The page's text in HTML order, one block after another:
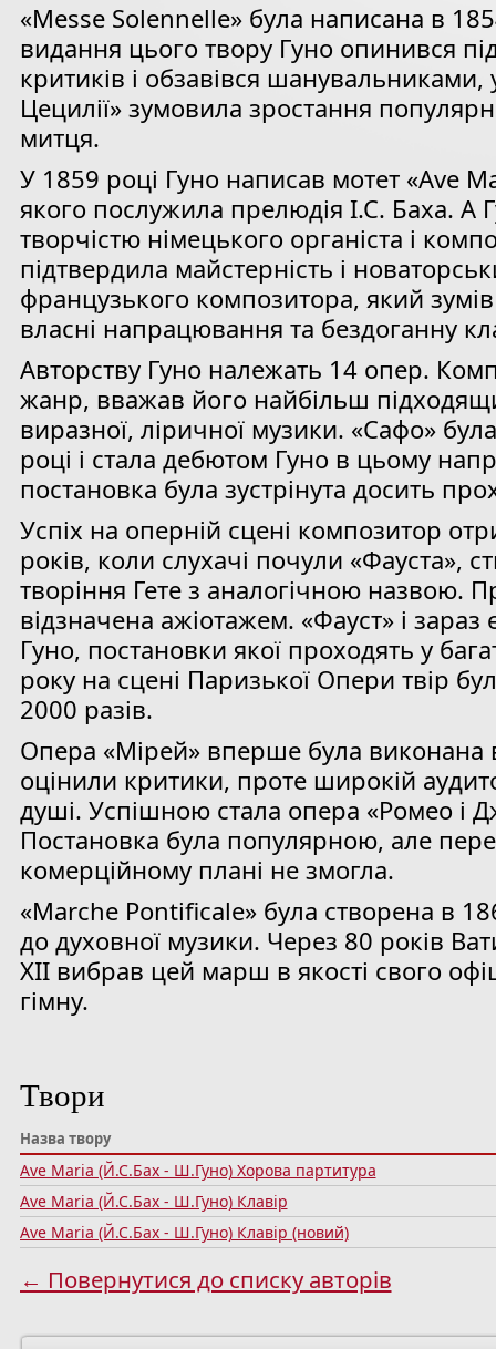
«Messe Solennelle» була написана в
видання цього твору Гуно опинився
критиків і обзавівся
Цецилії» зумовила зростання
митця.
У 1859 році Гуно написав мотет «Ave
якого послужила прелюдія І.С. Баха. А
творчістю німецького органіста і
підтвердила майстерність і
французького композитора, який
власні напрацювання та бездоганну
Авторству Гуно належать 14 опер.
жанр, вважав його найбільш
виразної, ліричної музики. «Сафо»
році і стала дебютом Гуно в цьому
постановка була зустрінута досить
Успіх на оперній сцені композитор
років, коли слухачі почули «Фауста»,
творіння Гете з аналогічною назвою.
відзначена ажіотажем. «Фауст» і
Гуно, постановки якої проходять у
року на сцені Паризької Опери твір
2000 разів.
Опера «Мірей» вперше була виконана
оцінили критики, проте широкій
душі. Успішною стала опера «Ромео і
Постановка була популярною, але
комерційному плані не змогла.
«Marche Pontificale» була створена в
до духовної музики. Через 80 років
XII вибрав цей марш в якості свого
гімну.
Твори
Назва твору
Ave Maria (Й.С.Бах - Ш.Гуно) Хорова партитура
Ave Maria (Й.С.Бах - Ш.Гуно) Клавір
Ave Maria (Й.С.Бах - Ш.Гуно) Клавір (новий)
← Повернутиcя до списку авторів